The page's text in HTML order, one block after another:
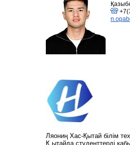
Ляониң Хас-Қытай білім
Қ ытайда студенттерді